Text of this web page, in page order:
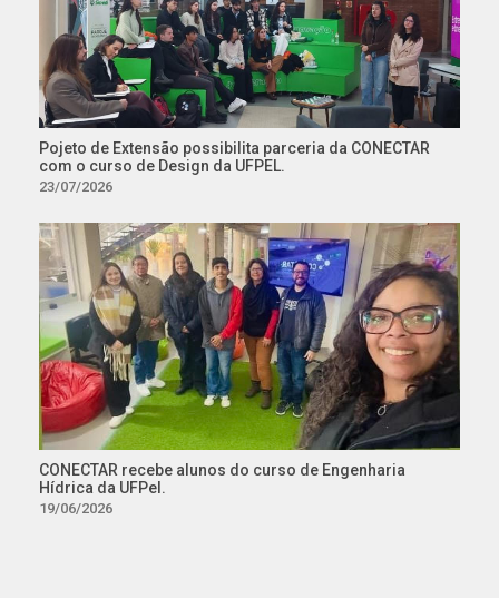
Pojeto de Extensão possibilita parceria da CONECTAR
com o curso de Design da UFPEL.
23/07/2026
CONECTAR recebe alunos do curso de Engenharia
Hídrica da UFPel.
19/06/2026